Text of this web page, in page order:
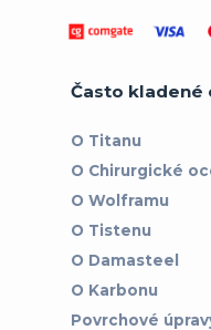
Často kladené
O Titanu
O Chirurgické
O Wolframu
O Tistenu
O Damasteel
O Karbonu
Povrchové